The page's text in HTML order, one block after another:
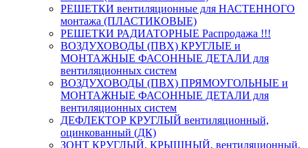
РЕШЕТКИ вентиляционные для НАСТЕННОГО
монтажа (ПЛАСТИКОВЫЕ)
РЕШЕТКИ РАДИАТОРНЫЕ Распродажа !!!
ВОЗДУХОВОДЫ (ПВХ) КРУГЛЫЕ и
МОНТАЖНЫЕ ФАСОННЫЕ ДЕТАЛИ для
вентиляционных систем
ВОЗДУХОВОДЫ (ПВХ) ПРЯМОУГОЛЬНЫЕ и
МОНТАЖНЫЕ ФАСОННЫЕ ДЕТАЛИ для
вентиляционных систем
ДЕФЛЕКТОР КРУГЛЫЙ вентиляционный,
оцинкованный (ДК)
ЗОНТ КРУГЛЫЙ, КРЫШНЫЙ, вентиляционный,